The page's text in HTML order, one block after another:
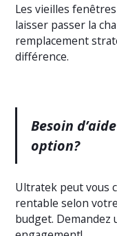
Les vieilles
laisser passer la
remplacement
différence.
Besoin
option?
Ultratek peut vous
rentable selon
budget. Demandez